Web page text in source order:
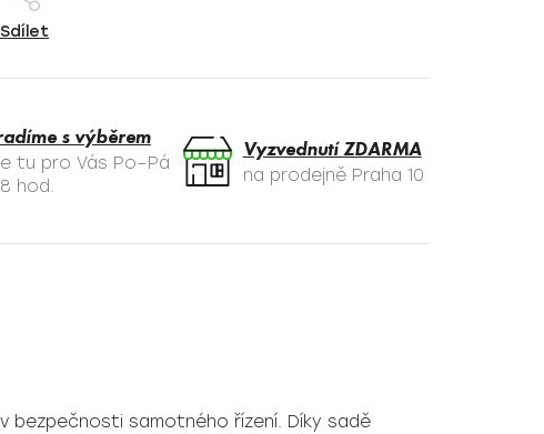
Sdílet
s výběrem
tu pro Vás Po–Pá
hod.
Vyzvednutí ZDARMA
na prodejně Praha 10
bezpečnosti samotného řízení. Díky sadě